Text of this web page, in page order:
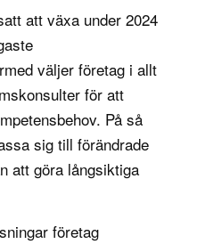
att växa under 2024
väljer företag i allt
för att
På så
sig till förändrade
att göra långsiktiga
företag